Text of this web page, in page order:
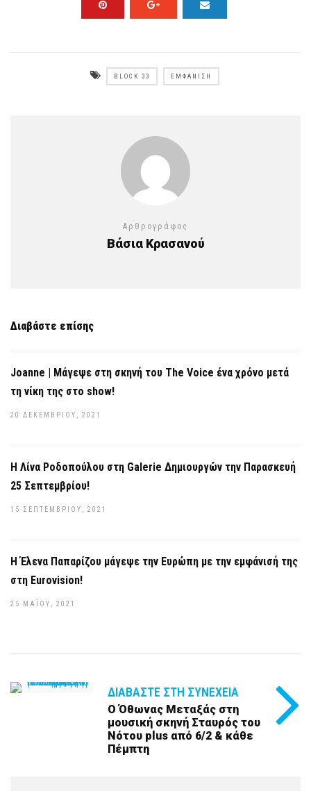
BLOCK 33 ΕΜΦΆΝΙΣΗ
Αρθρογράφος
Βάσια Κρασανού
Διαβάστε επίσης
Joanne | Μάγεψε στη σκηνή του The Voice ένα χρόνο μετά
τη νίκη της στο show!
20 ΔΕΚΕΜΒΡΊΟΥ, 2021
Η Λίνα Ροδοπούλου στη Galerie Δημιουργών την Παρασκευή
25 Σεπτεμβρίου!
15 ΣΕΠΤΕΜΒΡΊΟΥ, 2021
Η Έλενα Παπαρίζου μάγεψε την Ευρώπη με την εμφάνισή της
στη Eurovision!
25 ΜΑΪ́ΟΥ, 2021
ΔΙΑΒΆΣΤΕ ΣΤΗ ΣΥΝΈΧΕΙΑ
O Όθωνας Μεταξάς στη
μουσική σκηνή Σταυρός του
Νότου plus από 6/2 & κάθε
Πέμπτη